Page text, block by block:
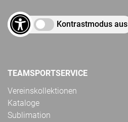
Kontrastmodus aus
TEAMSPORTSERVICE
Vereinskollektionen
Kataloge
Sublimation